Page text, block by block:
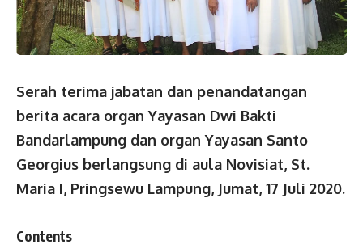
Serah terima jabatan dan penandatangan
berita acara organ Yayasan Dwi Bakti
Bandarlampung dan organ Yayasan Santo
Georgius berlangsung di aula Novisiat, St.
Maria I, Pringsewu Lampung, Jumat, 17 Juli 2020.
Contents